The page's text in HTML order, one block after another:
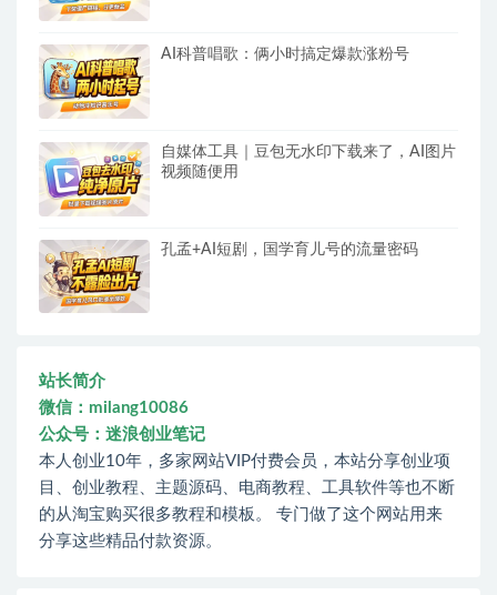
AI科普唱歌：俩小时搞定爆款涨粉号
自媒体工具｜豆包无水印下载来了，AI图片
视频随便用
孔孟+AI短剧，国学育儿号的流量密码
站长简介
微信：milang10086
公众号：迷浪创业笔记
本人创业10年，多家网站VIP付费会员，本站分享创业项
目、创业教程、主题源码、电商教程、工具软件等也不断
的从淘宝购买很多教程和模板。 专门做了这个网站用来
分享这些精品付款资源。